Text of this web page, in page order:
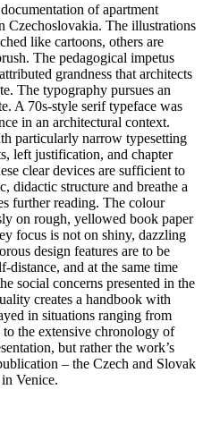
of apartment
Czechoslovakia. The illustrations
like cartoons, others are
The pedagogical impetus
grandness that architects
The typography pursues an
A 70s-style serif typeface was
in an architectural context.
particularly narrow typesetting
left justification, and chapter
clear devices are sufficient to
didactic structure and breathe a
further reading. The colour
on rough, yellowed book paper
focus is not on shiny, dazzling
design features are to be
distance, and at the same time
social concerns presented in the
creates a handbook with
in situations ranging from
the extensive chronology of
but rather the work’s
– the Czech and Slovak
Venice.